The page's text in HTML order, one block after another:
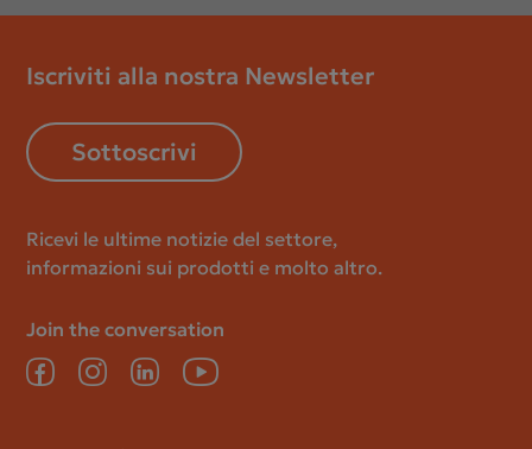
Iscriviti alla nostra Newsletter
Sottoscrivi
Ricevi le ultime notizie del settore,
informazioni sui prodotti e molto altro.
Join the conversation
FacebookInstagramLinkedInYouTube